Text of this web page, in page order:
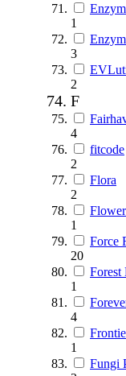
1
3
2
F
4
fitcode
2
Flora
2
1
Force
20
Forest
1
4
1
Fungi